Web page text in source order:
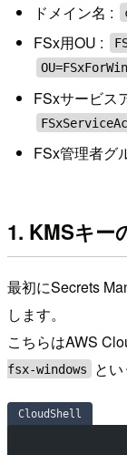
ドメイン名 :
FSx用OU :
FSxサービス
FSx管理者グ
1. KMSキー
最初にSecrets
します。
こちらはAWS
fsx-windows
と
CloudShell